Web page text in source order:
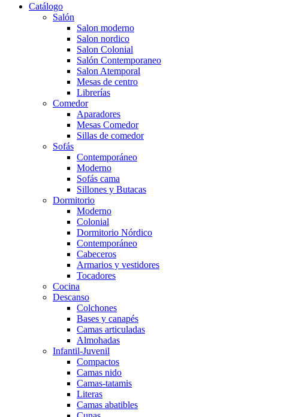
Catálogo
Salón
Salon moderno
Salon nordico
Salon Colonial
Salón Contemporaneo
Salon Atemporal
Mesas de centro
Librerías
Comedor
Aparadores
Mesas Comedor
Sillas de comedor
Sofás
Contemporáneo
Moderno
Sofás cama
Sillones y Butacas
Dormitorio
Moderno
Colonial
Dormitorio Nórdico
Contemporáneo
Cabeceros
Armarios y vestidores
Tocadores
Cocina
Descanso
Colchones
Bases y canapés
Camas articuladas
Almohadas
Infantil-Juvenil
Compactos
Camas nido
Camas-tatamis
Literas
Camas abatibles